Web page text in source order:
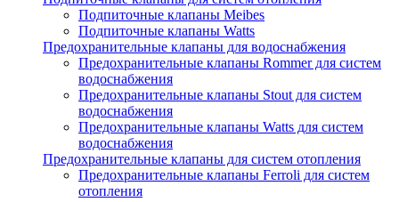
Подпиточные клапаны Meibes
Подпиточные клапаны Watts
Предохранительные клапаны для водоснабжения
Предохранительные клапаны Rommer для систем
водоснабжения
Предохранительные клапаны Stout для систем
водоснабжения
Предохранительные клапаны Watts для систем
водоснабжения
Предохранительные клапаны для систем отопления
Предохранительные клапаны Ferroli для систем
отопления